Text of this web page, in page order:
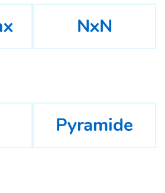
NxN
Pyramide